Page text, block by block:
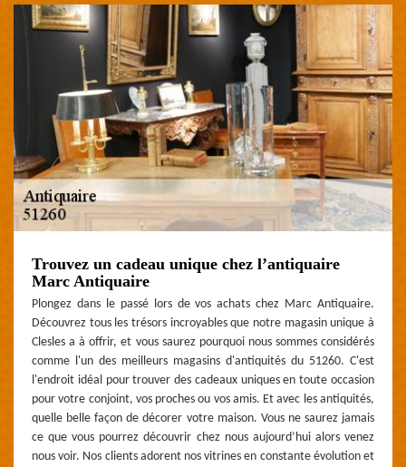
Trouvez un cadeau unique chez l’antiquaire
Marc Antiquaire
Plongez dans le passé lors de vos achats chez Marc Antiquaire.
Découvrez tous les trésors incroyables que notre magasin unique à
Clesles a à offrir, et vous saurez pourquoi nous sommes considérés
comme l'un des meilleurs magasins d'antiquités du 51260. C'est
l'endroit idéal pour trouver des cadeaux uniques en toute occasion
pour votre conjoint, vos proches ou vos amis. Et avec les antiquités,
quelle belle façon de décorer votre maison. Vous ne saurez jamais
ce que vous pourrez découvrir chez nous aujourd’hui alors venez
nous voir. Nos clients adorent nos vitrines en constante évolution et